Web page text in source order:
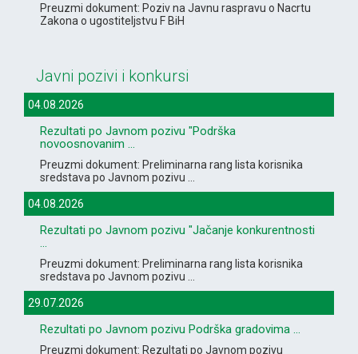
Preuzmi dokument: Poziv na Javnu raspravu o Nacrtu
Zakona o ugostiteljstvu F BiH
Javni pozivi i konkursi
04.08.2026
Rezultati po Javnom pozivu "Podrška
novoosnovanim ...
Preuzmi dokument: Preliminarna rang lista korisnika
sredstava po Javnom pozivu ...
04.08.2026
Rezultati po Javnom pozivu "Jačanje konkurentnosti
...
Preuzmi dokument: Preliminarna rang lista korisnika
sredstava po Javnom pozivu ...
29.07.2026
Rezultati po Javnom pozivu Podrška gradovima ...
Preuzmi dokument: Rezultati po Javnom pozivu